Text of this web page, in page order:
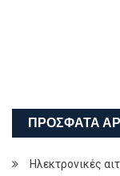
ΠΡΌΣΦΑΤΑ
Ηλεκτρονικές